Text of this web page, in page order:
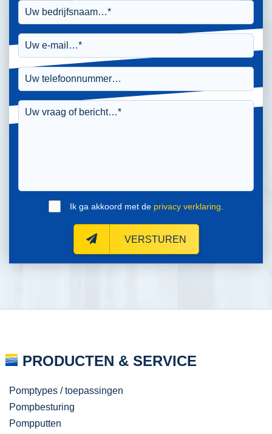
Ik ga akkoord met de privacy verklaring
VERSTUREN
PRODUCTEN & SERVICE
Pomptypes / toepassingen
Pompbesturing
Pompputten